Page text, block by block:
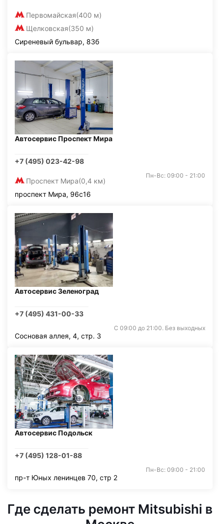
Первомайская(400 м)
Щелковская(350 м)
Сиреневый бульвар, 83б
Автосервис Проспект Мира
+7 (495) 023-42-98
Проспект Мира(0,4 км)
Пн-Вс: 09:00 - 21:00
проспект Мира, 96с16
Автосервис Зеленоград
+7 (495) 431-00-33
С 09:00 до 21:00. Без выходных
Сосновая аллея, 4, стр. 3
Автосервис Подольск
+7 (495) 128-01-88
Пн-Вс: 09:00 - 21:00
пр-т Юных ленинцев 70, стр 2
Где сделать ремонт Mitsubishi в